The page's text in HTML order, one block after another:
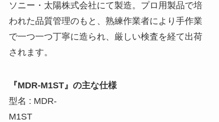
ソニー・太陽株式会社にて製造。プロ用製品で培
われた品質管理のもと、熟練作業者により手作業
で一つ一つ丁寧に造られ、厳しい検査を経て出荷
されます。
『MDR-M1ST』の主な仕様
型名 : MDR-
M1ST